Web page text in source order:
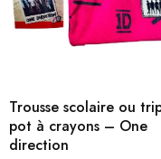
Trousse scolaire ou
pot à crayons – One
direction